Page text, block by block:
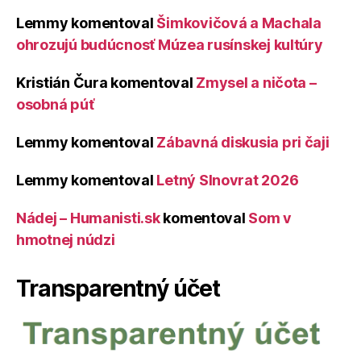
Lemmy komentoval Šimkovičová a Machala
ohrozujú budúcnosť Múzea rusínskej kultúry
Kristián Čura komentoval Zmysel a ničota –
osobná púť
Lemmy komentoval Zábavná diskusia pri čaji
Lemmy komentoval Letný Slnovrat 2026
Nádej – Humanisti.skkomentoval Som v
hmotnej núdzi
Transparentný účet